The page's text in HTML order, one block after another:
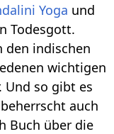
Yoga und
Todesgott.
den indischen
wichtigen
Und so gibt es
auch
Buch über die